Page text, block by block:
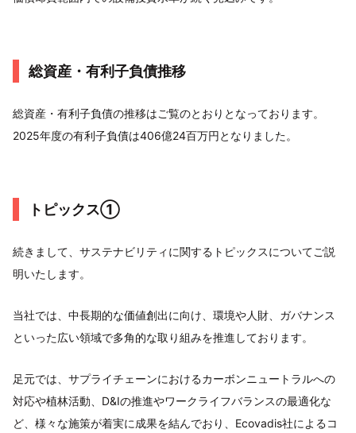
総資産・有利子負債推移
総資産・有利子負債の推移はご覧のとおりとなっております。
2025年度の有利子負債は406億24百万円となりました。
トピックス①
続きまして、サステナビリティに関するトピックスについてご説
明いたします。
当社では、中長期的な価値創出に向け、環境や人財、ガバナンス
といった広い領域で多角的な取り組みを推進しております。
足元では、サプライチェーンにおけるカーボンニュートラルへの
対応や植林活動、D&Iの推進やワークライフバランスの最適化な
ど、様々な施策が着実に成果を結んでおり、Ecovadis社によるコ